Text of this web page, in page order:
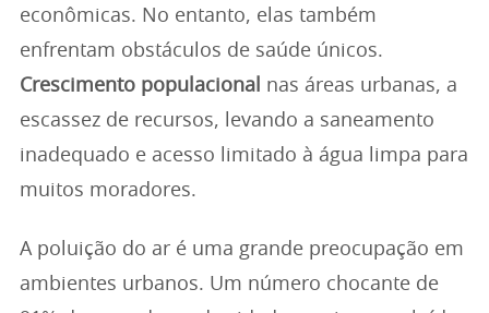
econômicas. No entanto, elas também
enfrentam obstáculos de saúde únicos.
Crescimento populacional
nas áreas urbanas, a
escassez de recursos, levando a saneamento
inadequado e acesso limitado à água limpa para
muitos moradores.
A poluição do ar é uma grande preocupação em
ambientes urbanos. Um número chocante de